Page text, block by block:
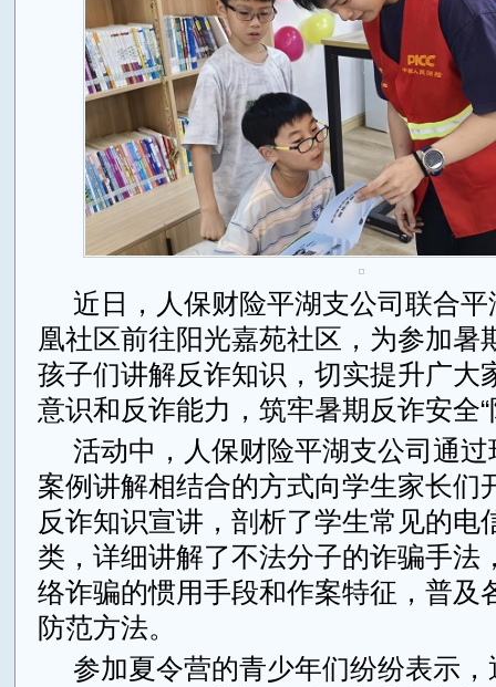
近日，人保财险平湖支公司联合
凰社区前往阳光嘉苑社区，为参加暑
孩子们讲解反诈知识，切实提升广大
意识和反诈能力，筑牢暑期反诈安全“
活动中，人保财险平湖支公司通
案例讲解相结合的方式向学生家长们
反诈知识宣讲，剖析了学生常见的电
类，详细讲解了不法分子的诈骗手法
络诈骗的惯用手段和作案特征，普及
防范方法。
参加夏令营的青少年们纷纷表示